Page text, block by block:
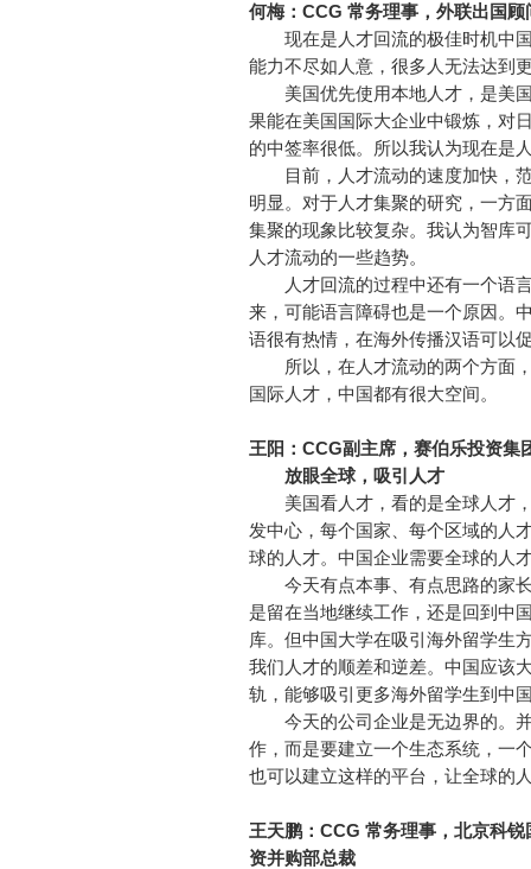
何梅：CCG 常务理事，外联出国顾
现在是人才回流的极佳时机中国
能力不尽如人意，很多人无法达到
美国优先使用本地人才，是美国
果能在美国国际大企业中锻炼，对
的中签率很低。所以我认为现在是
目前，人才流动的速度加快，范
明显。对于人才集聚的研究，一方
集聚的现象比较复杂。我认为智库
人才流动的一些趋势。
人才回流的过程中还有一个语言
来，可能语言障碍也是一个原因。
语很有热情，在海外传播汉语可以
所以，在人才流动的两个方面，
国际人才，中国都有很大空间。
王阳：CCG副主席，赛伯乐投资集
放眼全球，吸引人才
美国看人才，看的是全球人才，
发中心，每个国家、每个区域的人
球的人才。中国企业需要全球的人
今天有点本事、有点思路的家长
是留在当地继续工作，还是回到中
库。但中国大学在吸引海外留学生
我们人才的顺差和逆差。中国应该
轨，能够吸引更多海外留学生到中
今天的公司企业是无边界的。并
作，而是要建立一个生态系统，一
也可以建立这样的平台，让全球的
王天鹏：CCG 常务理事，北京科
资并购部总裁